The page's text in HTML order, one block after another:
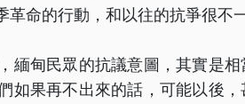
革命的行動，和以往的抗爭很不
緬甸民眾的抗議意圖，其實是
如果再不出來的話，可能以後